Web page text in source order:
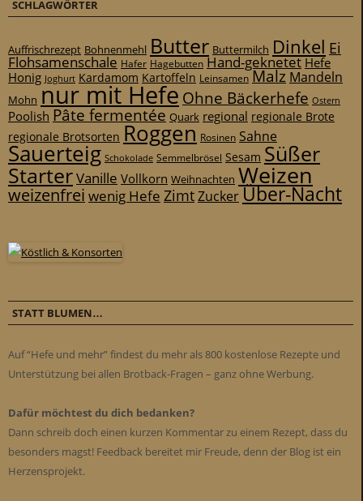
SCHLAGWÖRTER
Auffrischrezept Bohnenmehl Butter Buttermilch Dinkel Ei
Flohsamenschale Hafer Hagebutten Hand-geknetet Hefe
Honig Joghurt Kardamom Kartoffeln Leinsamen Malz Mandeln
Mohn nur mit Hefe Ohne Bäckerhefe Ostern
Poolish Pâte fermentée Quark regional regionale Brote
regionale Brotsorten Roggen Rosinen Sahne
Sauerteig Schokolade Semmelbrösel Sesam Süßer
StarterVanille Vollkorn Weihnachten Weizen
weizenfrei wenig Hefe ZimtZuckerÜber-Nacht
STATT BLUMEN…
Auf “Hefe und mehr” findest du mehr als 800 kostenlose Rezepte und
Unterstützung bei allen Brotback-Fragen – ganz ohne Werbung.
Dafür möchtest du dich bedanken?
Dann schreib doch einen kurzen Kommentar zu einem Rezept, dass du
besonders magst! Feedback bereitet mir Freude, denn der Blog ist ein
Herzensprojekt.